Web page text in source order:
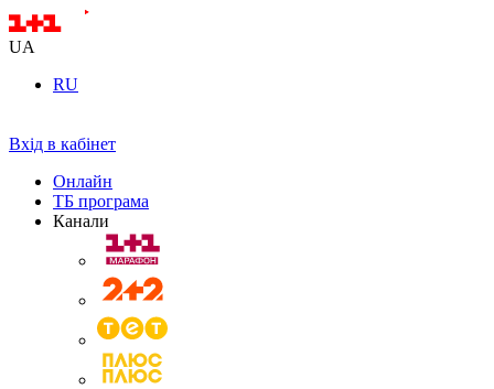
UA
RU
Вхід в кабінет
Онлайн
ТБ програма
Канали